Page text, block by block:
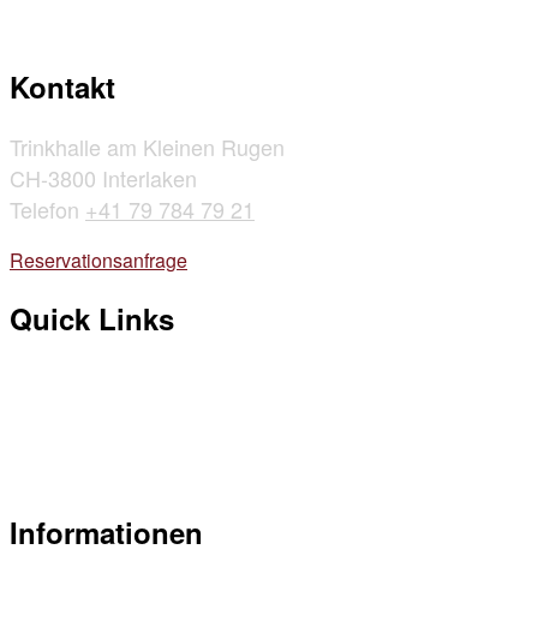
Kontakt
Trinkhalle am Kleinen Rugen
CH-3800 Interlaken
Telefon +41 79 784 79 21
Reservationsanfrage
Quick Links
Informationen